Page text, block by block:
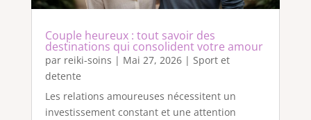
Couple heureux : tout savoir des
destinations qui consolident votre amour
par reiki-soins | Mai 27, 2026| Sport et
detente
Les relations amoureuses nécessitent un
investissement constant et une attention